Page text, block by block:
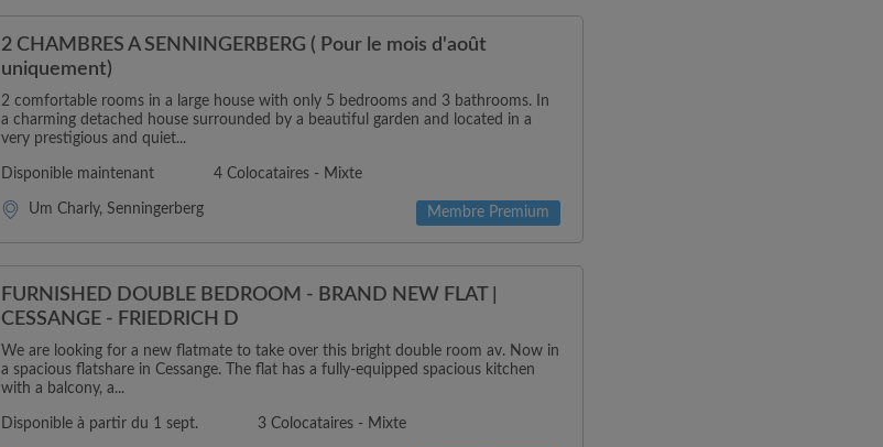
2 CHAMBRES A SENNINGERBERG ( Pour le mois d'août
uniquement)
2 comfortable rooms in a large house with only 5 bedrooms and 3 bathrooms. In
a charming detached house surrounded by a beautiful garden and located in a
very prestigious and quiet...
Disponible maintenant 4 Colocataires - Mixte
Um Charly, Senningerberg Membre Premium
FURNISHED DOUBLE BEDROOM - BRAND NEW FLAT |
CESSANGE - FRIEDRICH D
We are looking for a new flatmate to take over this bright double room av. Now in
a spacious flatshare in Cessange. The flat has a fully-equipped spacious kitchen
with a balcony, a...
Disponible à partir du 1 sept. 3 Colocataires - Mixte